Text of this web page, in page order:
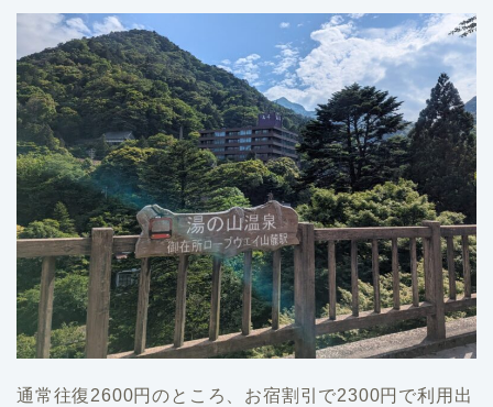
通常往復2600円のところ、お宿割引で2300円で利用出